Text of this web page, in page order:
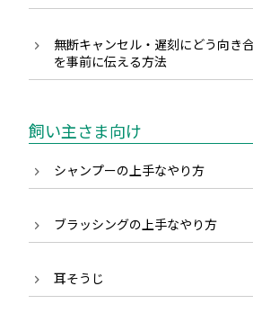
無断キャンセル・遅刻にどう向き
を事前に伝える方法
飼い主さま向け
シャンプーの上手なやり方
ブラッシングの上手なやり方
耳そうじ